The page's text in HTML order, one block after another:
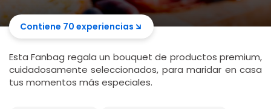
Contiene 70 experiencias
Esta Fanbag regala un bouquet de productos premium,
cuidadosamente seleccionados, para maridar en casa
tus momentos más especiales.